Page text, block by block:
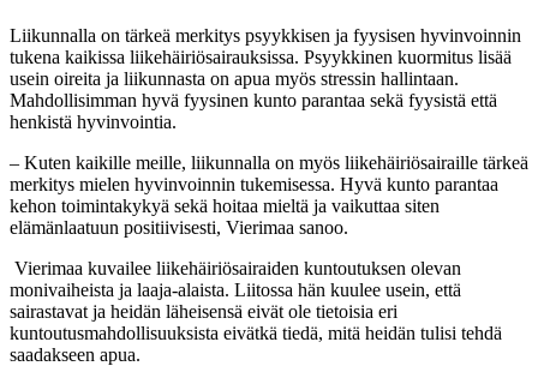
Liikunnalla on tärkeä merkitys psyykkisen ja fyysisen hyvinvoinnin
tukena kaikissa liikehäiriösairauksissa. Psyykkinen kuormitus lisää
usein oireita ja liikunnasta on apua myös stressin hallintaan.
Mahdollisimman hyvä fyysinen kunto parantaa sekä fyysistä että
henkistä hyvinvointia.
– Kuten kaikille meille, liikunnalla on myös liikehäiriösairaille tärkeä
merkitys mielen hyvinvoinnin tukemisessa. Hyvä kunto parantaa
kehon toimintakykyä sekä hoitaa mieltä ja vaikuttaa siten
elämänlaatuun positiivisesti, Vierimaa sanoo.
Vierimaa kuvailee liikehäiriösairaiden kuntoutuksen olevan
monivaiheista ja laaja-alaista. Liitossa hän kuulee usein, että
sairastavat ja heidän läheisensä eivät ole tietoisia eri
kuntoutusmahdollisuuksista eivätkä tiedä, mitä heidän tulisi tehdä
saadakseen apua.